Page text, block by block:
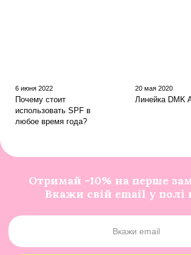
6 июня 2022
Почему стоит
использовать SPF в
любое время года?
20 мая 2020
Линейка DMK
Отримай -10% на перше
Вкажи свій email у